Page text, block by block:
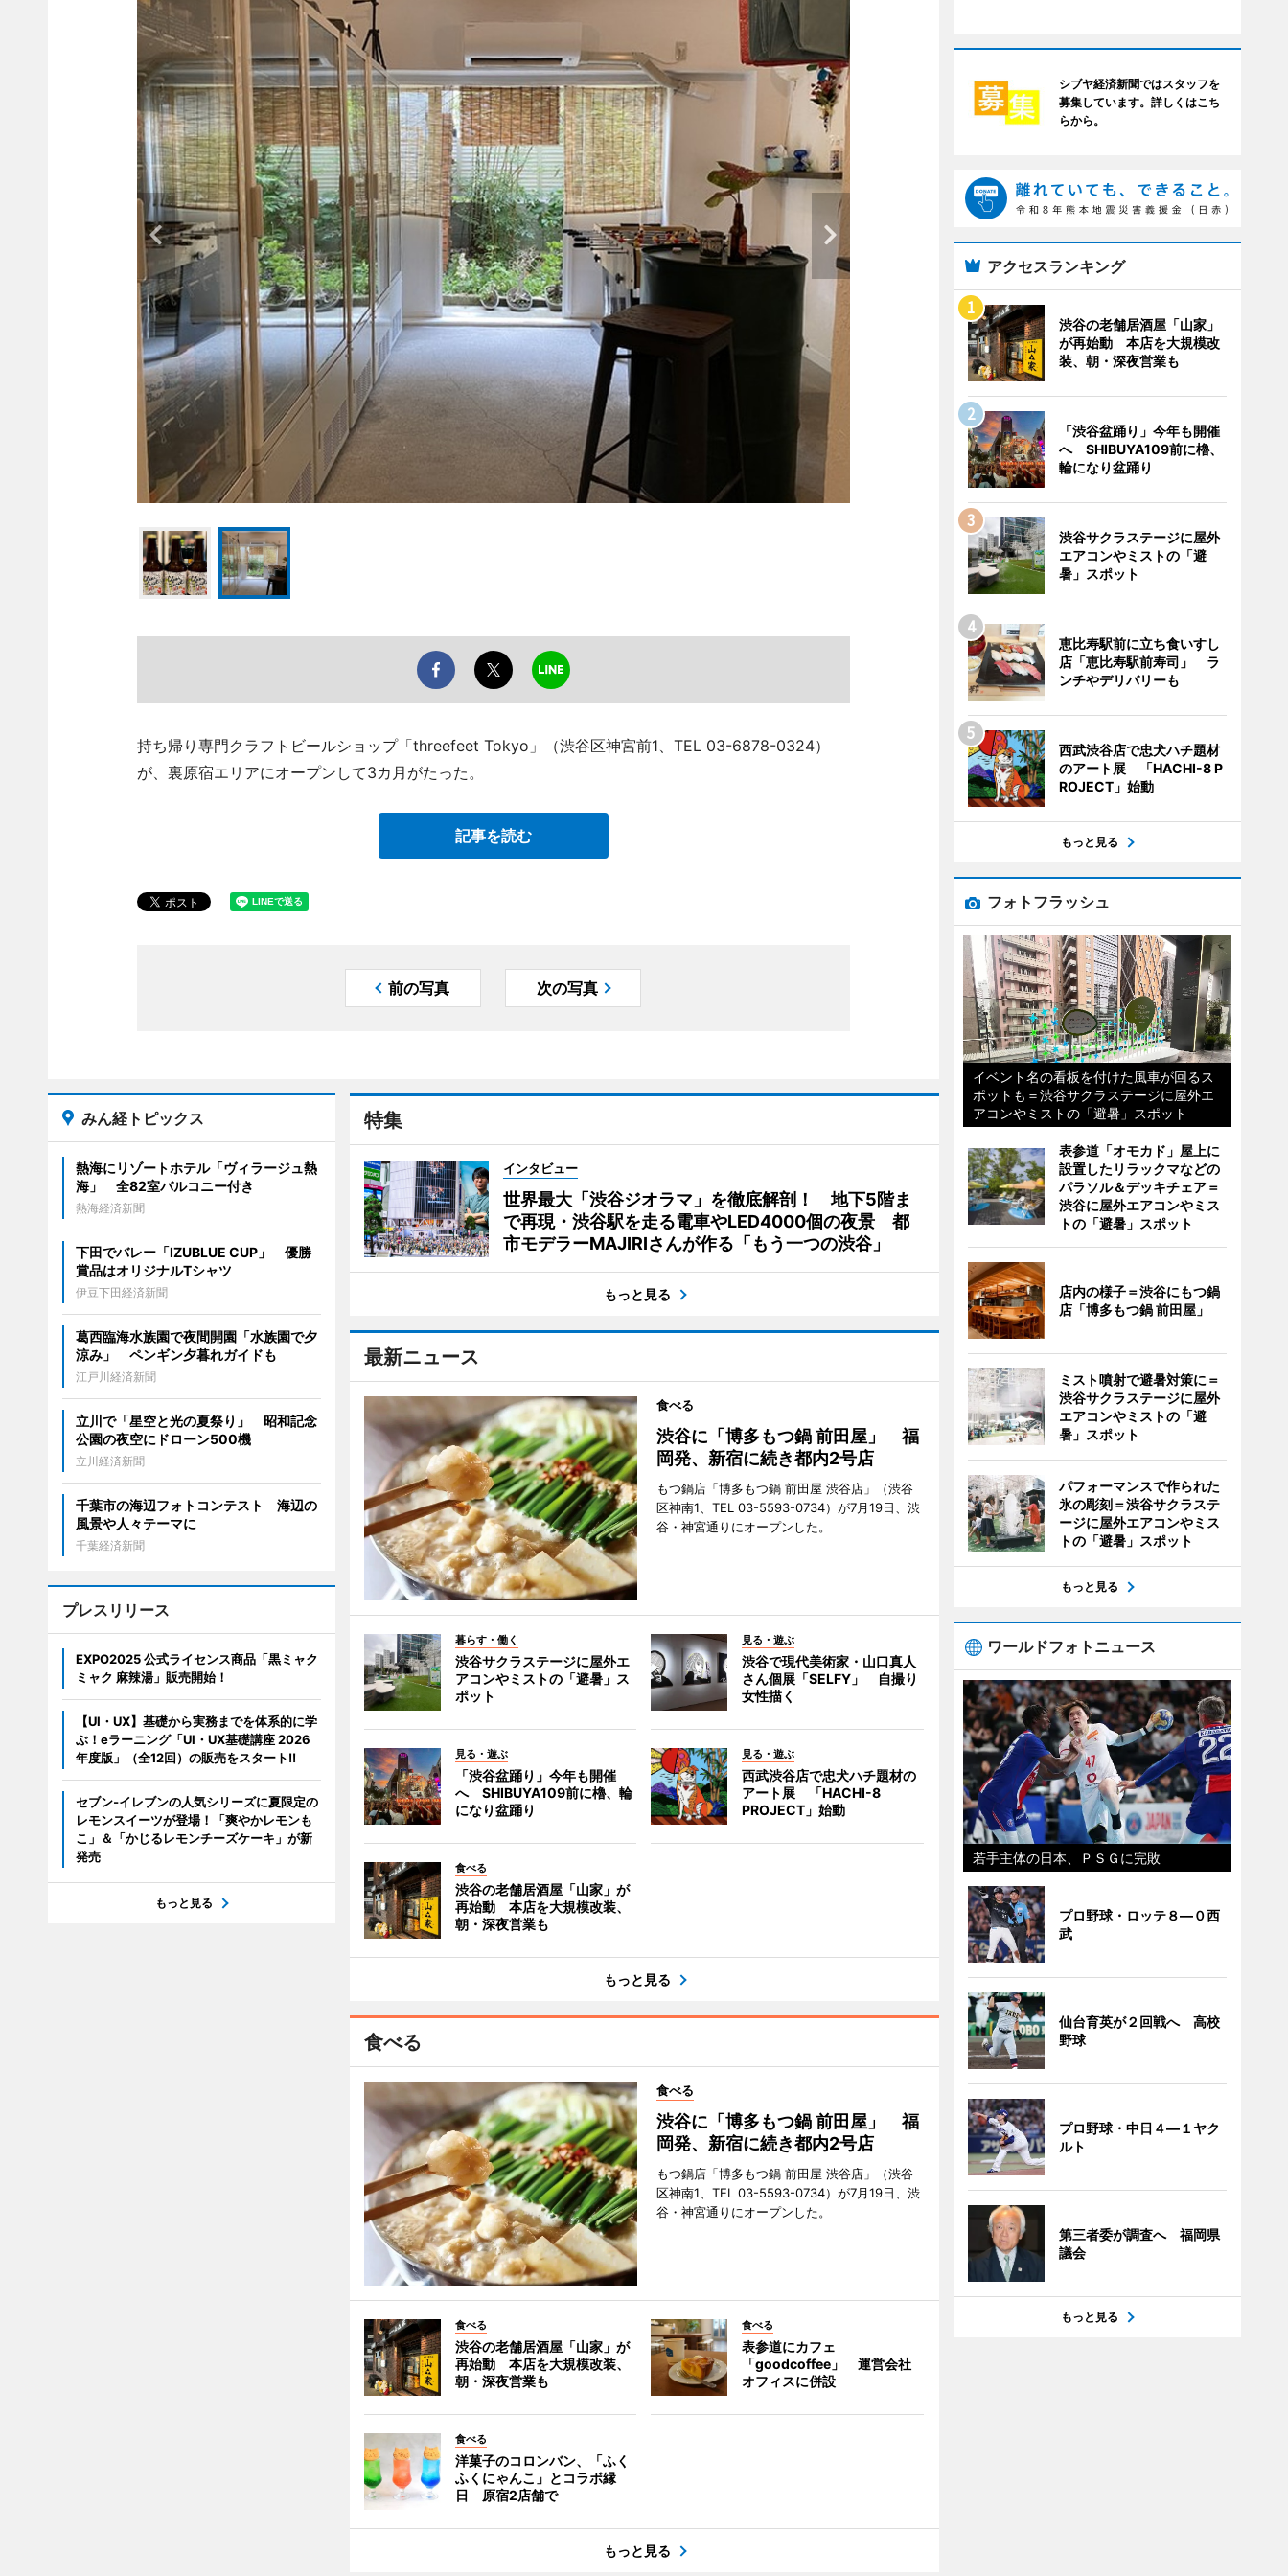
持ち帰り専門クラフトビールショップ「threefeet Tokyo」（渋谷区神宮前1、TEL 03-6878-0324）
が、裏原宿エリアにオープンして3カ月がたった。
記事を読む
前の写真 次の写真
特集
インタビュー
世界最大「渋谷ジオラマ」を徹底解剖！ 地下5階ま
で再現・渋谷駅を走る電車やLED4000個の夜景 都
市モデラーMAJIRIさんが作る「もう一つの渋谷」
もっと見る
最新ニュース
食べる
渋谷に「博多もつ鍋 前田屋」 福
岡発、新宿に続き都内2号店
もつ鍋店「博多もつ鍋 前田屋 渋谷店」（渋谷
区神南1、TEL 03-5593-0734）が7月19日、渋
谷・神宮通りにオープンした。
暮らす・働く
渋谷サクラステージに屋外エ
アコンやミストの「避暑」ス
ポット
見る・遊ぶ
渋谷で現代美術家・山口真人
さん個展「SELFY」 自撮り
女性描く
見る・遊ぶ
「渋谷盆踊り」今年も開催
へ SHIBUYA109前に櫓、輪
になり盆踊り
見る・遊ぶ
西武渋谷店で忠犬ハチ題材の
アート展 「HACHI-8
PROJECT」始動
食べる
渋谷の老舗居酒屋「山家」が
再始動 本店を大規模改装、
朝・深夜営業も
もっと見る
食べる
食べる
渋谷に「博多もつ鍋 前田屋」 福
岡発、新宿に続き都内2号店
もつ鍋店「博多もつ鍋 前田屋 渋谷店」（渋谷
区神南1、TEL 03-5593-0734）が7月19日、渋
谷・神宮通りにオープンした。
食べる
渋谷の老舗居酒屋「山家」が
再始動 本店を大規模改装、
朝・深夜営業も
食べる
表参道にカフェ
「goodcoffee」 運営会社
オフィスに併設
食べる
洋菓子のコロンバン、「ふく
ふくにゃんこ」とコラボ縁
日 原宿2店舗で
もっと見る
みん経トピックス
熱海にリゾートホテル「ヴィラージュ熱
海」 全82室バルコニー付き
熱海経済新聞
下田でバレー「IZUBLUE CUP」 優勝
賞品はオリジナルTシャツ
伊豆下田経済新聞
葛西臨海水族園で夜間開園「水族園で夕
涼み」 ペンギン夕暮れガイドも
江戸川経済新聞
立川で「星空と光の夏祭り」 昭和記念
公園の夜空にドローン500機
立川経済新聞
千葉市の海辺フォトコンテスト 海辺の
風景や人々テーマに
千葉経済新聞
プレスリリース
EXPO2025 公式ライセンス商品「黒ミャク
ミャク 麻辣湯」販売開始！
【UI・UX】基礎から実務までを体系的に学
ぶ！eラーニング「UI・UX基礎講座 2026
年度版」（全12回）の販売をスタート!!
セブン‐イレブンの人気シリーズに夏限定の
レモンスイーツが登場！「爽やかレモンも
こ」＆「かじるレモンチーズケーキ」が新
発売
もっと見る
シブヤ経済新聞ではスタッフを
募集しています。詳しくはこち
らから。
アクセスランキング
渋谷の老舗居酒屋「山家」
が再始動 本店を大規模改
装、朝・深夜営業も
「渋谷盆踊り」今年も開催
へ SHIBUYA109前に櫓、
輪になり盆踊り
渋谷サクラステージに屋外
エアコンやミストの「避
暑」スポット
恵比寿駅前に立ち食いすし
店「恵比寿駅前寿司」 ラ
ンチやデリバリーも
西武渋谷店で忠犬ハチ題材
のアート展 「HACHI-8 P
ROJECT」始動
もっと見る
フォトフラッシュ
イベント名の看板を付けた風車が回るス
ポットも＝渋谷サクラステージに屋外エ
アコンやミストの「避暑」スポット
表参道「オモカド」屋上に
設置したリラックマなどの
パラソル＆デッキチェア＝
渋谷に屋外エアコンやミス
トの「避暑」スポット
店内の様子＝渋谷にもつ鍋
店「博多もつ鍋 前田屋」
ミスト噴射で避暑対策に＝
渋谷サクラステージに屋外
エアコンやミストの「避
暑」スポット
パフォーマンスで作られた
氷の彫刻＝渋谷サクラステ
ージに屋外エアコンやミス
トの「避暑」スポット
もっと見る
ワールドフォトニュース
若手主体の日本、ＰＳＧに完敗
プロ野球・ロッテ８―０西
武
仙台育英が２回戦へ 高校
野球
プロ野球・中日４―１ヤク
ルト
第三者委が調査へ 福岡県
議会
もっと見る